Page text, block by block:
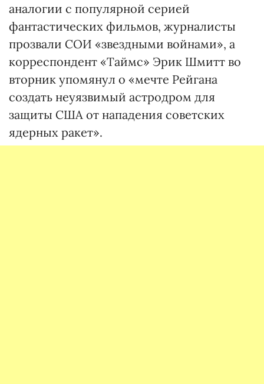
аналогии с популярной серией
фантастических фильмов, журналисты
прозвали СОИ «звездными войнами», а
корреспондент «Таймс» Эрик Шмитт во
вторник упомянул о «мечте Рейгана
создать неуязвимый астродром для
защиты США от нападения советских
ядерных ракет».